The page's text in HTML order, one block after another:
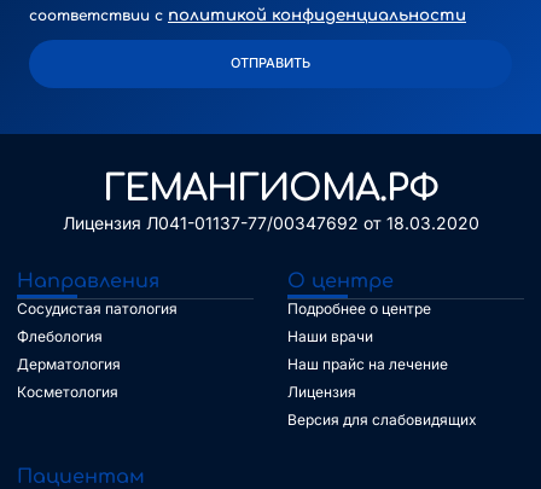
соответствии с политикой конфиденциальности
ОТПРАВИТЬ
ГЕМАНГИОМА.РФ
Лицензия Л041-01137-77/00347692 от 18.03.2020
Направления
Сосудистая патология
Флебология
Дерматология
Косметология
О центре
Подробнее о центре
Наши врачи
Наш прайс на лечение
Лицензия
Версия для слабовидящих
Пациентам